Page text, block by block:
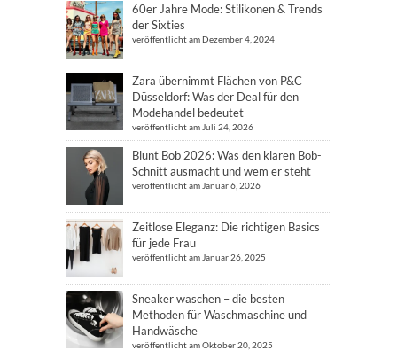
60er Jahre Mode: Stilikonen & Trends
der Sixties
veröffentlicht am Dezember 4, 2024
Zara übernimmt Flächen von P&C
Düsseldorf: Was der Deal für den
Modehandel bedeutet
veröffentlicht am Juli 24, 2026
Blunt Bob 2026: Was den klaren Bob-
Schnitt ausmacht und wem er steht
veröffentlicht am Januar 6, 2026
Zeitlose Eleganz: Die richtigen Basics
für jede Frau
veröffentlicht am Januar 26, 2025
Sneaker waschen – die besten
Methoden für Waschmaschine und
Handwäsche
veröffentlicht am Oktober 20, 2025